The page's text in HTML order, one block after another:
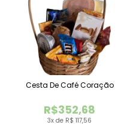
3x de R$ 117,56
R$352,68
Cesta De Café Coração